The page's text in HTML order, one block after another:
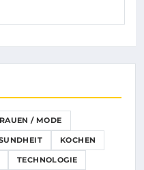
/ MODE
KOCHEN
TECHNOLOGIE